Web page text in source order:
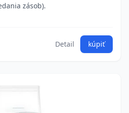
zásob).
Detail kúpiť